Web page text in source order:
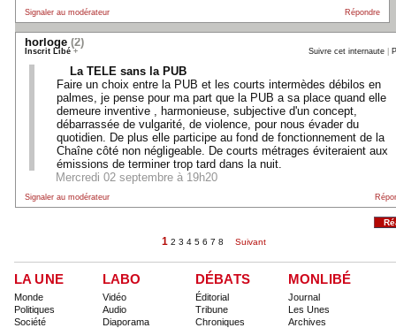
Signaler au modérateur Répondre
horloge (2)
Inscrit Libé+ Suivre cet internaute
La TELE sans la PUB
Faire un choix entre la PUB et les courts intermèdes débilos en
palmes, je pense pour ma part que la PUB a sa place quand elle
demeure inventive , harmonieuse, subjective d'un concept,
débarrassée de vulgarité, de violence, pour nous évader du
quotidien. De plus elle participe au fond de fonctionnement de la
Chaîne côté non négligeable. De courts métrages éviteraient aux
émissions de terminer trop tard dans la nuit.
Mercredi 02 septembre à 19h20
Signaler au modérateur
1 2 3 4 5 6 7 8 Suivant
LA UNE
Monde
Politiques
Société
LABO
Vidéo
Audio
Diaporama
DÉBATS
Éditorial
Tribune
Chroniques
MONLIBÉ
Journal
Les Unes
Archives